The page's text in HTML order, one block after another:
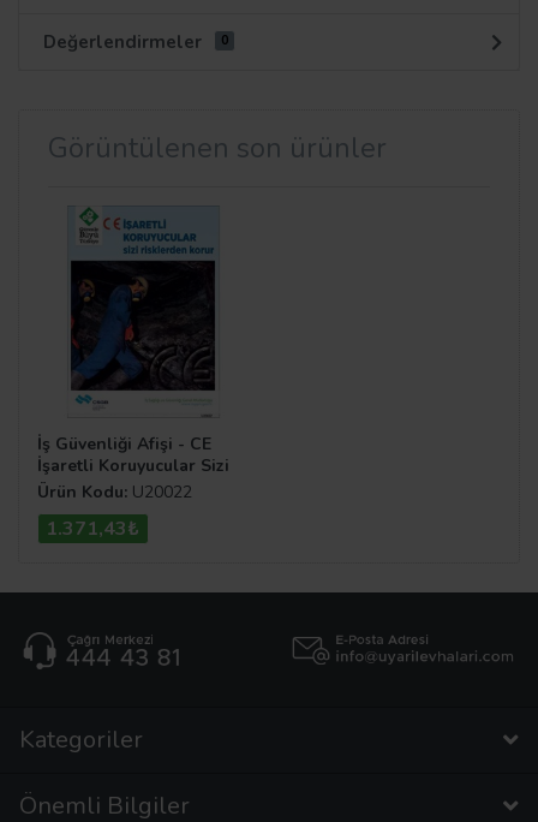
Değerlendirmeler 0
Görüntülenen son ürünler
İş Güvenliği Afişi - CE
İşaretli Koruyucular Sizi
Risklerden Korur
Ürün Kodu: U20022
1.371,43₺
Kategoriler
Önemli Bilgiler